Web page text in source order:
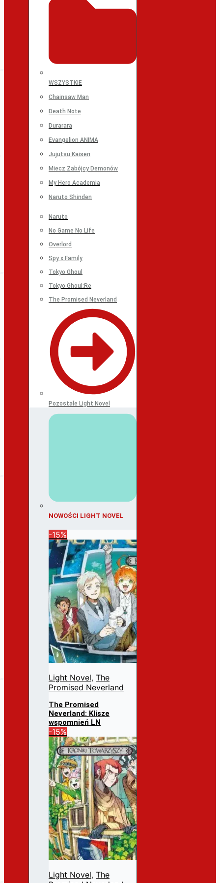
WSZYSTKIE
Chainsaw Man
Death Note
Durarara
Evangelion ANIMA
Jujutsu Kaisen
Miecz Zabójcy Demonów
My Hero Academia
Naruto Shinden
Naruto
No Game No Life
Overlord
Spy x Family
Tokyo Ghoul
Tokyo Ghoul:Re
The Promised Neverland
Pozostałe Light Novel
NOWOŚCI LIGHT NOVEL
-15%
Light Novel, The
Promised Neverland
The Promised
Neverland: Klisze
wspomnień LN
31,99
cena
wynosiła:
31,99 zł.
cena
wynosi:
27,19 zł.
Dodaj do koszyka
-15%
Light Novel, The